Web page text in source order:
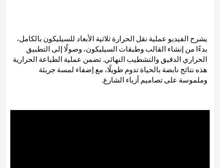
يشرح الفيديو عملية نقل الحرارة ثلاثية الأبعاد للسيليكون بالكامل،
بدءًا من إنشاء القالب وطبقات السيليكون، وصولًا إلى التطبيق
الحراري الدقيق والتشطيب النهائي. تضمن عملية الطباعة الحرارية
هذه نتائج نابضة بالحياة تدوم طويلًا، مع إضفاء لمسة جريئة
وملموسة على تصاميم أزياء الشارع.